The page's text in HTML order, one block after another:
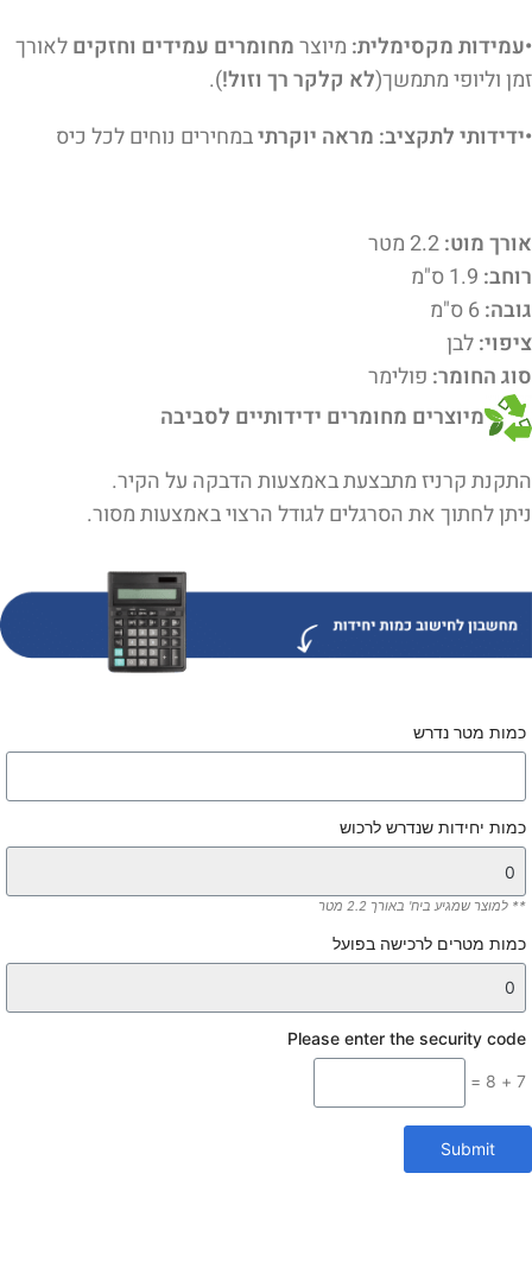
•עמידות מקסימלית: מיוצרמחומרים עמידים וחזקיםלאורך
זמן וליופי מתמשך(לא קלקר רך וזול!).
•ידידותי לתקציב: מראה יוקרתיבמחירים נוחים לכל כיס
אורך מוט:
רוחב:
גובה:
ציפוי:לבן
סוג החומר: פולימר
מיוצרים מחומרים ידידותיים לסביבה
התקנת קרניז מתבצעת באמצעות הדבקה על הקיר.
ניתן לחתוך את הסרגלים לגודל הרצוי באמצעות מסור.
כמות מטר נדרש
כמות יחידות שנדרש לרכוש
** למוצר שמגיע ביח' באורך 2.2 מטר
כמות מטרים לרכישה בפועל
Please enter the security code
7 + 8 =
Submit